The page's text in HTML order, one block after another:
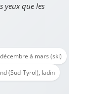
yeux que les
à mars (ski)
(Sud-Tyrol), ladin